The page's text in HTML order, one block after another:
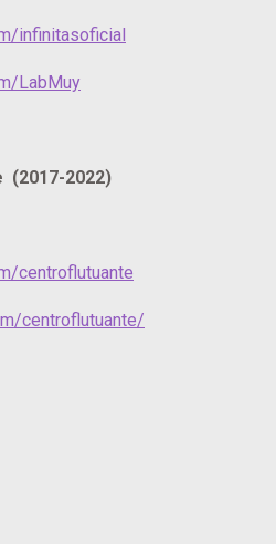
infinitasoficial
LabMuy
(2017-2022)
centroflutuante
centroflutuante/